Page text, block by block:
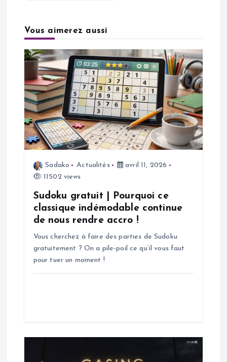
o
n
d
e
Vous aimerez aussi
Sadako Actualités
avril 11, 2026
11502 views
Sudoku gratuit | Pourquoi ce
classique indémodable continue
de nous rendre accro !
Vous cherchez à faire des parties de Sudoku
gratuitement ? On a pile-poil ce qu’il vous faut
pour tuer un moment !